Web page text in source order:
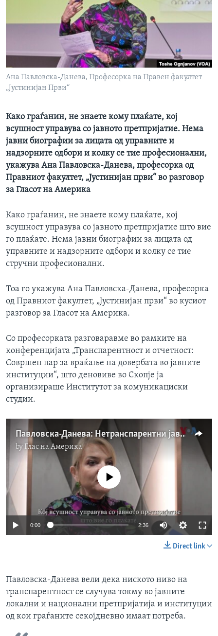
Ана Павловска-Данева, Професорка на Правен факултет
„Јустинијан Први“
Како граѓанин, не знаете кому плаќате, кој
всушност управува со јавното претпријатие. Нема
јавни биографии за лицата од управните и
надзорните одбори и колку се тие професионални,
укажува Ана Павловска-Данева, професорка од
Правниот факултет, „Јустинијан први“ во разговор
за Гласот на Америка
Како граѓанин, не знаете кому плаќате, кој
всушност управува со јавното претпријатие што вие
го плаќате. Нема јавни биографии за лицата од
управните и надзорните одбори и колку се тие
стручни професионални.
Тоа го укажува Ана Павловска-Данева, професорка
од Правниот факултет, „Јустинијан први“ во кусиот
разговор за Гласот на Америка.
Со професорката разговаравме во рамките на
конференцијата „Транспарентност и отчетност:
Совршен пар за враќање на довербата во јавните
институции“, што деновиве во Скопје ја
организираше Институтот за комуникациски
студии.
Павловска-Данева: Нетранспарентни јавни претпријатија создаваат недоверба во институциите
byГлас на Америка
No media source currently available
0:00 2:36
Direct link
Павловска-Данева вели дека ниското ниво на
транспарентност се случува токму во јавните
локални и национални претпријатија и институции
од кои граѓаните секојдневно имаат потреба.